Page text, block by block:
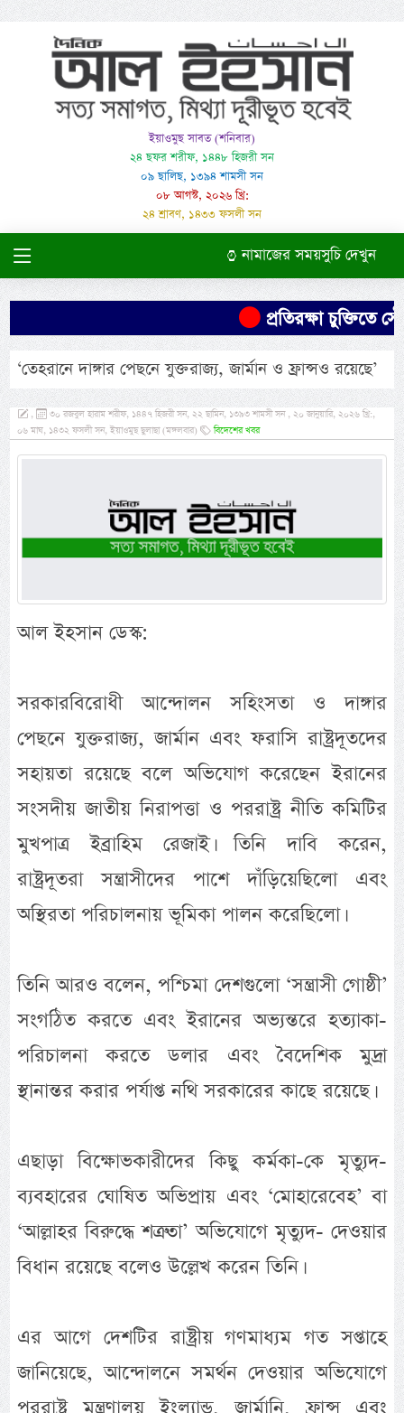
ইয়াওমুছ সাবত (শনিবার)
২৪ ছফর শরীফ, ১৪৪৮ হিজরী সন
০৯ ছালিছ, ১৩৯৪ শামসী সন
০৮ আগস্ট, ২০২৬ খ্রি:
২৪ শ্রাবণ, ১৪৩৩ ফসলী সন
নামাজের সময়সুচি দেখুন
প্রতিরক্ষা চুক্তিতে
‘তেহরানে দাঙ্গার পেছনে যুক্তরাজ্য, জার্মান ও ফ্রান্সও রয়েছে’
,
৩০ রজবুল হারাম শরীফ, ১৪৪৭ হিজরী সন, ২২ ছামিন, ১৩৯৩ শামসী সন , ২০ জানুয়ারি, ২০২৬ খ্রি:,
০৬ মাঘ, ১৪৩২ ফসলী সন, ইয়াওমুছ ছুলাছা (মঙ্গলবার)
বিদেশের খবর
আল ইহসান ডেস্ক:
সরকারবিরোধী আন্দোলন সহিংসতা ও দাঙ্গার
পেছনে যুক্তরাজ্য, জার্মান এবং ফরাসি রাষ্ট্রদূতদের
সহায়তা রয়েছে বলে অভিযোগ করেছেন ইরানের
সংসদীয় জাতীয় নিরাপত্তা ও পররাষ্ট্র নীতি কমিটির
মুখপাত্র ইব্রাহিম রেজাই। তিনি দাবি করেন,
রাষ্ট্রদূতরা সন্ত্রাসীদের পাশে দাঁড়িয়েছিলো এবং
অস্থিরতা পরিচালনায় ভূমিকা পালন করেছিলো।
তিনি আরও বলেন, পশ্চিমা দেশগুলো ‘সন্ত্রাসী গোষ্ঠী’
সংগঠিত করতে এবং ইরানের অভ্যন্তরে হত্যাকা-
পরিচালনা করতে ডলার এবং বৈদেশিক মুদ্রা
স্থানান্তর করার পর্যাপ্ত নথি সরকারের কাছে রয়েছে।
এছাড়া বিক্ষোভকারীদের কিছু কর্মকা-কে মৃত্যুদ-
ব্যবহারের ঘোষিত অভিপ্রায় এবং ‘মোহারেবেহ’ বা
‘আল্লাহর বিরুদ্ধে শত্রুতা’ অভিযোগে মৃত্যুদ- দেওয়ার
বিধান রয়েছে বলেও উল্লেখ করেন তিনি।
এর আগে দেশটির রাষ্ট্রীয় গণমাধ্যম গত সপ্তাহে
জানিয়েছে, আন্দোলনে সমর্থন দেওয়ার অভিযোগে